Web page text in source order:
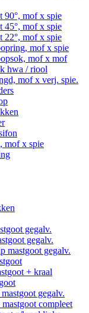
90°, mof x spie
45°, mof x spie
22°, mof x spie
mof x spie
mof x mof
hwa / riool
mof x verj. spie.
mof x spie
gegalv.
gegalv.
mastgoot gegalv.
+ kraal
gegalv.
compleet